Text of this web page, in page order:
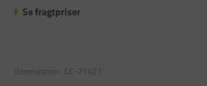
Se fragtpriser
Varenummer: CC-21421